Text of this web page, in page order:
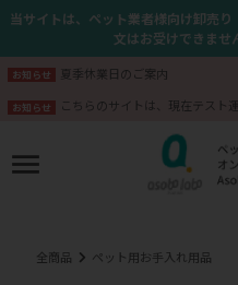
当サイトは、ペット業者様向け卸売
文はお受けできませ
お知らせ 夏季休業日のご案内
お知らせ こちらのサイトは、現在テスト
全商品 ペット用お手入れ用品